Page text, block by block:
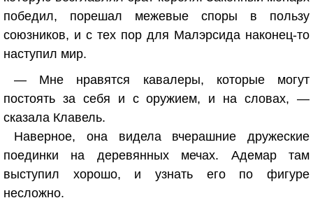
победил, порешал межевые споры в пользу
союзников, и с тех пор для Малэрсида наконец-то
наступил мир.
— Мне нравятся кавалеры, которые могут
постоять за себя и с оружием, и на словах, —
сказала Клавель.
Наверное, она видела вчерашние дружеские
поединки на деревянных мечах. Адемар там
выступил хорошо, и узнать его по фигуре
несложно.